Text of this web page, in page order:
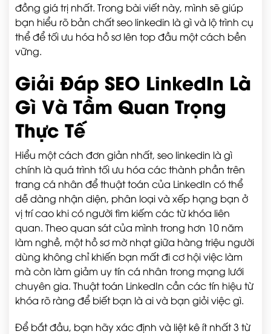
đồng giá trị nhất. Trong bài viết này, mình sẽ giúp
bạn hiểu rõ bản chất seo linkedin là gì và lộ trình cụ
thể để tối ưu hóa hồ sơ lên top đầu một cách bền
vững.
Giải Đáp SEO LinkedIn Là
Gì Và Tầm Quan Trọng
Thực Tế
Hiểu một cách đơn giản nhất, seo linkedin là gì
chính là quá trình tối ưu hóa các thành phần trên
trang cá nhân để thuật toán của LinkedIn có thể
dễ dàng nhận diện, phân loại và xếp hạng bạn ở
vị trí cao khi có người tìm kiếm các từ khóa liên
quan. Theo quan sát của mình trong hơn 10 năm
làm nghề, một hồ sơ mờ nhạt giữa hàng triệu người
dùng không chỉ khiến bạn mất đi cơ hội việc làm
mà còn làm giảm uy tín cá nhân trong mạng lưới
chuyên gia. Thuật toán LinkedIn cần các tín hiệu từ
khóa rõ ràng để biết bạn là ai và bạn giỏi việc gì.
Để bắt đầu, bạn hãy xác định và liệt kê ít nhất 3 từ